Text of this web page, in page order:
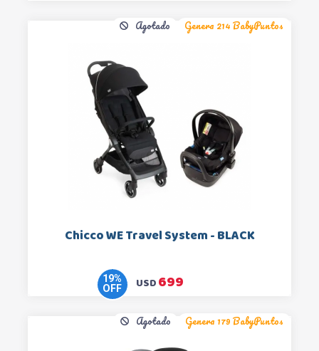
Agotado Genera 214 BabyPuntos
Chicco WE Travel System - BLACK
19%
OFF
USD699
Agotado Genera 179 BabyPuntos